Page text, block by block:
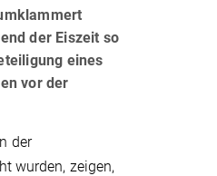
der Eiszeit so
eines
vor der
der
wurden, zeigen,